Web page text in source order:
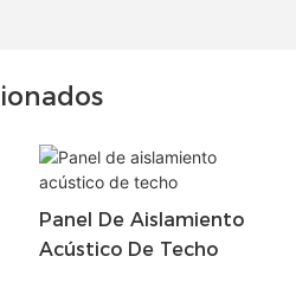
Panel De Aislamiento
Acústico De Techo